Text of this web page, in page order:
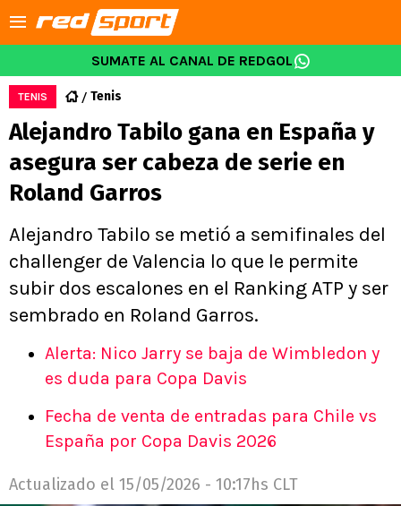
SUMATE AL CANAL DE REDGOL
TENIS Tenis
Alejandro Tabilo gana en España y
asegura ser cabeza de serie en
Roland Garros
Alejandro Tabilo se metió a semifinales del
challenger de Valencia lo que le permite
subir dos escalones en el Ranking ATP y ser
sembrado en Roland Garros.
Alerta: Nico Jarry se baja de Wimbledon y
es duda para Copa Davis
Fecha de venta de entradas para Chile vs
España por Copa Davis 2026
Actualizado el 15/05/2026 - 10:17hs CLT